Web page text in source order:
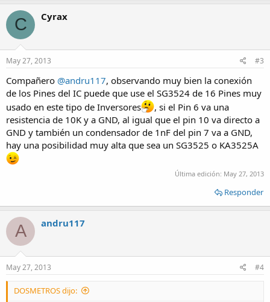
C Cyrax
May 27, 2013 #3
Compañero @andru117, observando muy bien la conexión
de los Pines del IC puede que use el SG3524 de 16 Pines muy
usado en este tipo de Inversores
, si el Pin 6 va una
resistencia de 10K y a GND, al igual que el pin 10 va directo a
GND y también un condensador de 1nF del pin 7 va a GND,
hay una posibilidad muy alta que sea un SG3525 o KA3525A
Última edición: May 27, 2013
Responder
A andru117
May 27, 2013 #4
DOSMETROS dijo: